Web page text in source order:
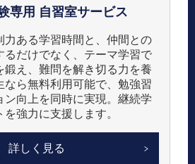
専用 自習室サービス
力ある学習時間と、仲間との
るだけでなく、テーマ学習で
鍛え、難問を解き切る力を養
なら無料利用可能で、勉強習
ン向上を同時に実現。継続学
強力に支援します。
詳しく見る